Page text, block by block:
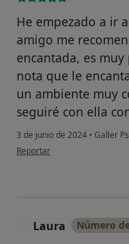
He empezado a ir
amigo me
encantada, es
nota que le
un ambiente muy
seguiré con ella
3 de junio de 2024 • Galler
en opinión del usuario Carolina
Reportar
Laura Número